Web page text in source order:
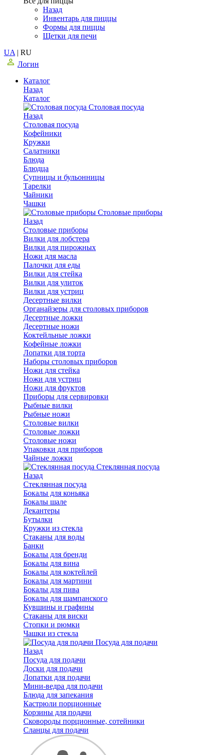
Назад
Инвентарь для пиццы
Формы для пиццы
Щетки для печи
UA | RU
Логин
Каталог
Назад
Каталог
Столовая посуда
Назад
Столовая посуда
Кофейники
Кружки
Салатники
Блюда
Блюдца
Супницы и бульонницы
Тарелки
Чайники
Чашки
Cтоловые приборы
Назад
Cтоловые приборы
Вилки для лобстера
Вилки для пирожных
Ножи для масла
Палочки для еды
Вилки для стейка
Вилки для улиток
Вилки для устриц
Десертные вилки
Органайзеры для столовых приборов
Десертные ложки
Десертные ножи
Коктейльные ложки
Кофейные ложки
Лопатки для торта
Наборы столовых приборов
Ножи для стейка
Ножи для устриц
Ножи для фруктов
Приборы для сервировки
Рыбные вилки
Рыбные ножи
Столовые вилки
Столовые ложки
Столовые ножи
Упаковки для приборов
Чайные ложки
Стеклянная посуда
Назад
Стеклянная посуда
Бокалы для коньяка
Бокалы шале
Декантеры
Бутылки
Кружки из стекла
Стаканы для воды
Банки
Бокалы для бренди
Бокалы для вина
Бокалы для коктейлей
Бокалы для мартини
Бокалы для пива
Бокалы для шампанского
Кувшины и графины
Стаканы для виски
Стопки и рюмки
Чашки из стекла
Посуда для подачи
Назад
Посуда для подачи
Доски для подачи
Лопатки для подачи
Мини-ведра для подачи
Блюда для запекания
Кастрюли порционные
Корзины для подачи
Сковороды порционные, сотейники
Сланцы для подачи